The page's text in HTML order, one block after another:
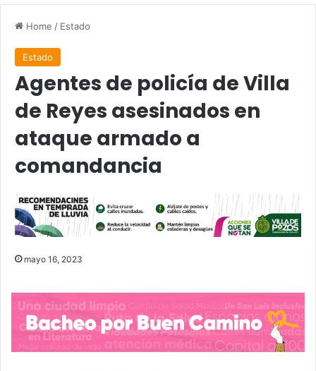
Home / Estado
Estado
Agentes de policía de Villa
de Reyes asesinados en
ataque armado a
comandancia
mayo 16, 2023